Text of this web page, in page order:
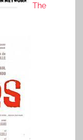
The